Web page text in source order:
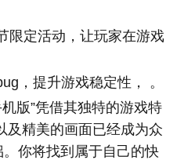
限定活动，让玩家在游戏
，提升游戏稳定性， 。
版”凭借其独特的游戏特
及精美的画面已经成为众
你将找到属于自己的快